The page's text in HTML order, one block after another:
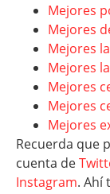
Mejores
Mejores
Mejores
Mejores
Mejores
Mejores
Mejores
Recuerda que
cuenta de
Instagram. Ahí